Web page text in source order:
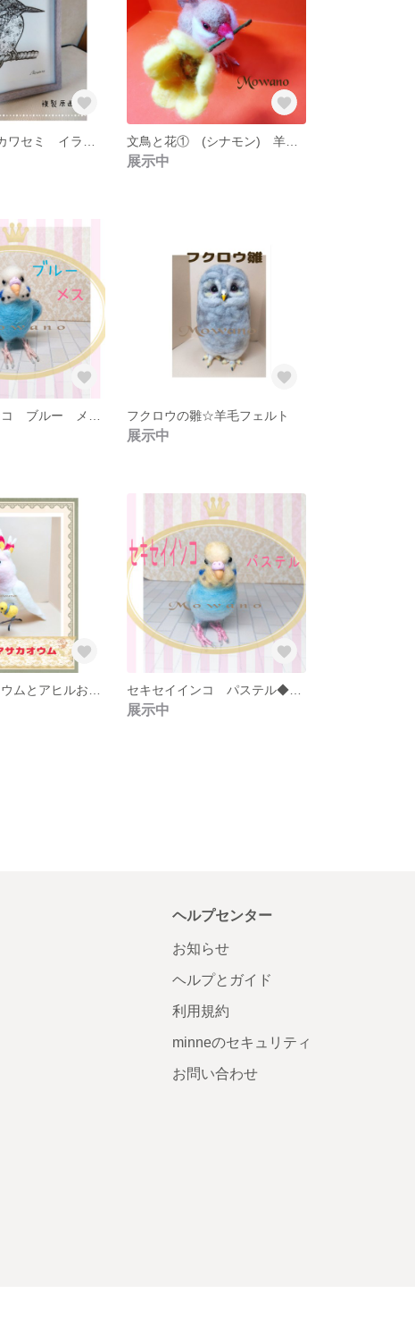
展示中
フクロウの雛☆羊毛フェルト
展示中
展示中
ヘルプセンター
お知らせ
ヘルプとガイド
利用規約
minneのセキュリティ
お問い合わせ